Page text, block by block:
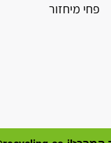
פחי מיחזור